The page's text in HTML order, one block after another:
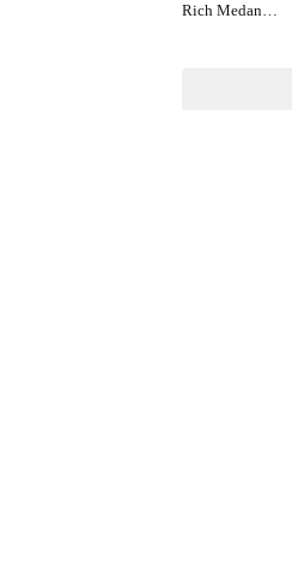
Rich Medan…